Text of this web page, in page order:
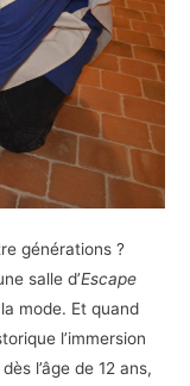
générations ?
salle d’Escape
mode. Et quand
l’immersion
l’âge de 12 ans,